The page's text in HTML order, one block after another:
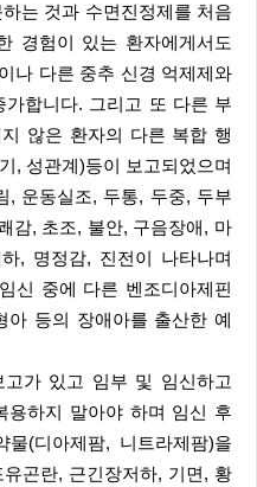
는 것과 수면진정제를 처음
경험이 있는 환자에게서도
나 다른 중추 신경 억제제와
합니다. 그리고 또 다른 부
않은 환자의 다른 복합 행
, 성관계)등이 보고되었으며
, 운동실조, 두통, 두중, 두부
감, 초조, 불안, 구음장애, 마
, 명정감, 진전이 나타나며
신 중에 다른 벤조디아제핀
등의 장애아를 출산한 예
용하지 말아야 하며 임신 후
(디아제팜, 니트라제팜)을
곤란, 근긴장저하, 기면, 황